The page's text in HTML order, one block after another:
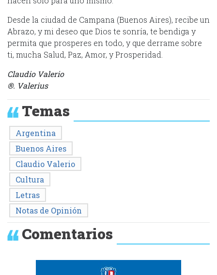
Desde la ciudad de Campana (Buenos Aires), recibe un
Abrazo, y mi deseo que Dios te sonría, te bendiga y
permita que prosperes en todo, y que derrame sobre
ti, mucha Salud, Paz, Amor, y Prosperidad.
Claudio Valerio
®. Valerius
Temas
Argentina
Buenos Aires
Claudio Valerio
Cultura
Letras
Notas de Opinión
Comentarios